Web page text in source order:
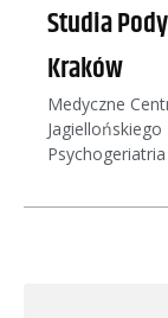
Studia
Kraków
Medyczne